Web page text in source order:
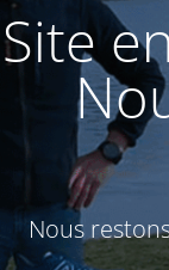
Site
Nous